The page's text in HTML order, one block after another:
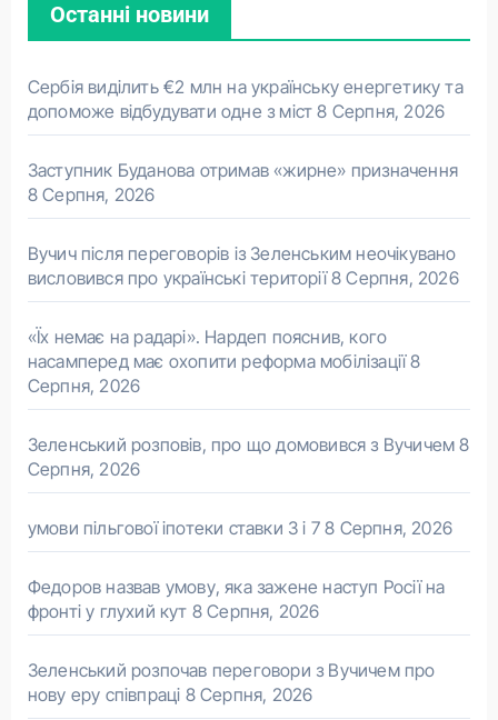
Останні новини
Сербія виділить €2 млн на українську енергетику та
допоможе відбудувати одне з міст 8 Серпня, 2026
Заступник Буданова отримав «жирне» призначення
8 Серпня, 2026
Вучич після переговорів із Зеленським неочікувано
висловився про українські території 8 Серпня, 2026
«Їх немає на радарі». Нардеп пояснив, кого
насамперед має охопити реформа мобілізації 8
Серпня, 2026
Зеленський розповів, про що домовився з Вучичем 8
Серпня, 2026
умови пільгової іпотеки ставки 3 і 7 8 Серпня, 2026
Федоров назвав умову, яка зажене наступ Росії на
фронті у глухий кут 8 Серпня, 2026
Зеленський розпочав переговори з Вучичем про
нову еру співпраці 8 Серпня, 2026